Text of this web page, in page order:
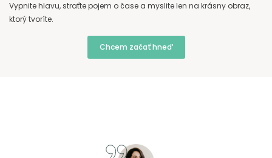
Vypnite hlavu, straťte pojem o čase a myslite len na krásny obraz,
ktorý tvoríte.
Chcem začať hneď